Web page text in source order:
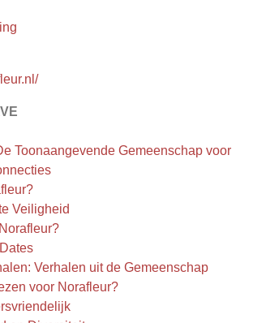
Toonaangevende Gemeenschap voor
Veiligheid
Verhalen uit de Gemeenschap
voor Norafleur?